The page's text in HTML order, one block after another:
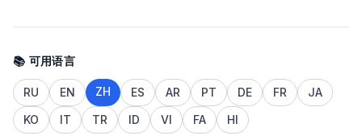
📚 可用语言
RU EN ZH ES AR PT DE FR
JA
KO
IT TR ID VI FA HI